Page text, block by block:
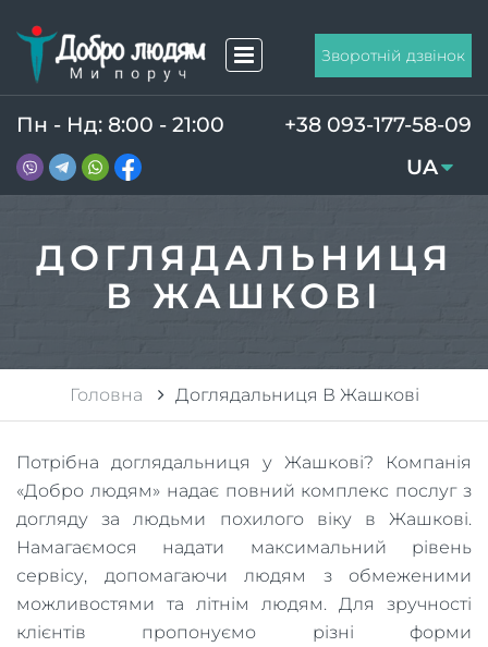
Зворотній дзвінок
Пн - Нд: 8:00 - 21:00
+38 093-177-58-09
UA
RU
ДОГЛЯДАЛЬНИЦЯ
В ЖАШКОВІ
Головна Доглядальниця В Жашкові
Потрібна доглядальниця у Жашкові? Компанія
«Добро людям» надає повний комплекс послуг з
догляду за людьми похилого віку в Жашкові.
Намагаємося надати максимальний рівень
сервісу, допомагаючи людям з обмеженими
можливостями та літнім людям. Для зручності
клієнтів пропонуємо різні форми